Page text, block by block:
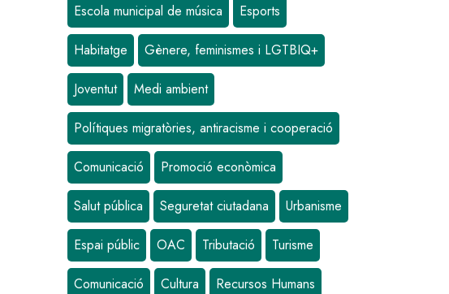
Escola municipal de música Esports
Habitatge Gènere, feminismes i LGTBIQ+
Joventut Medi ambient
Polítiques migratòries, antiracisme i cooperació
Comunicació Promoció econòmica
Salut pública Seguretat ciutadana Urbanisme
Espai públic OAC Tributació Turisme
Comunicació Cultura Recursos Humans